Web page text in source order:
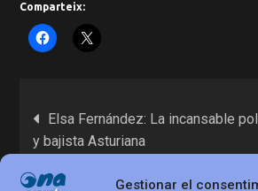
Gestionar el
Comparteix:
Elsa Fernández: La incansable
y bajista Asturiana